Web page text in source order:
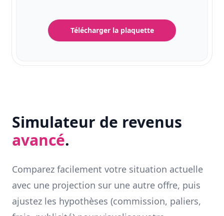
Télécharger la plaquette
Simulateur de revenus
avancé.
Comparez facilement votre situation actuelle
avec une projection sur une autre offre, puis
ajustez les hypothèses (commission, paliers,